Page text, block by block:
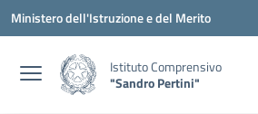
Vai ai contenuti
Vai al menu di navigazione
Vai al footer
Ministero dell'Istruzione e del Merito
Istituto Comprensivo
"Sandro Pertini"